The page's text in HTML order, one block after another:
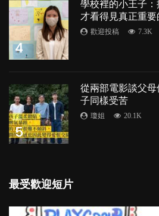
4
學校裡的小王子：
才看得見真正重要
歡迎投稿 7.3K
5
從兩部電影談父
子同樣受苦
瓊姐 20.1K
最受歡迎短片